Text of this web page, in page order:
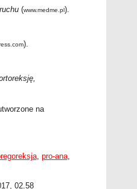
(www.medme.pl).
).
na
, pro-ana,
02.58